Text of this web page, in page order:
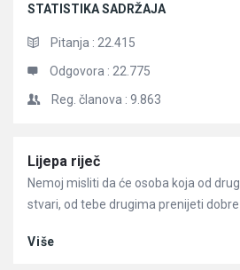
STATISTIKA SADRŽAJA
Pitanja : 22.415
Odgovora : 22.775
Reg. članova : 9.863
Članci
Lijepa riječ
Nemoj misliti da će osoba koja od
stvari, od tebe drugima prenijeti
Više